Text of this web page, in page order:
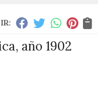
año 1902